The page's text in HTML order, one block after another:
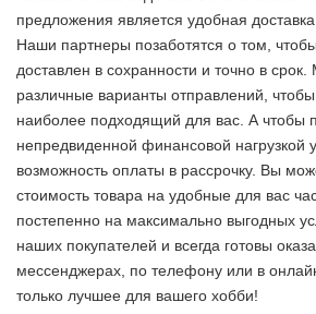
предложения является удобная
Наши партнеры позаботятся о том,
доставлен в сохранности и точно в
различные варианты отправлений,
наиболее подходящий для вас. А чтобы
непредвиденной финансовой нагрузкой
возможность оплаты в рассрочку. Вы
стоимость товара на удобные для вас
постепенно на максимально выгодных
наших покупателей и всегда готовы
мессенджерах, по телефону или в
только лучшее для вашего хобби!